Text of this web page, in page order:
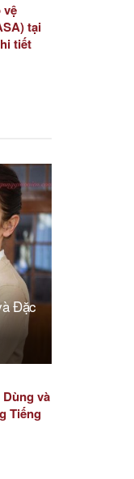
vệ
tại
tiết
Đặc
và
Tiếng